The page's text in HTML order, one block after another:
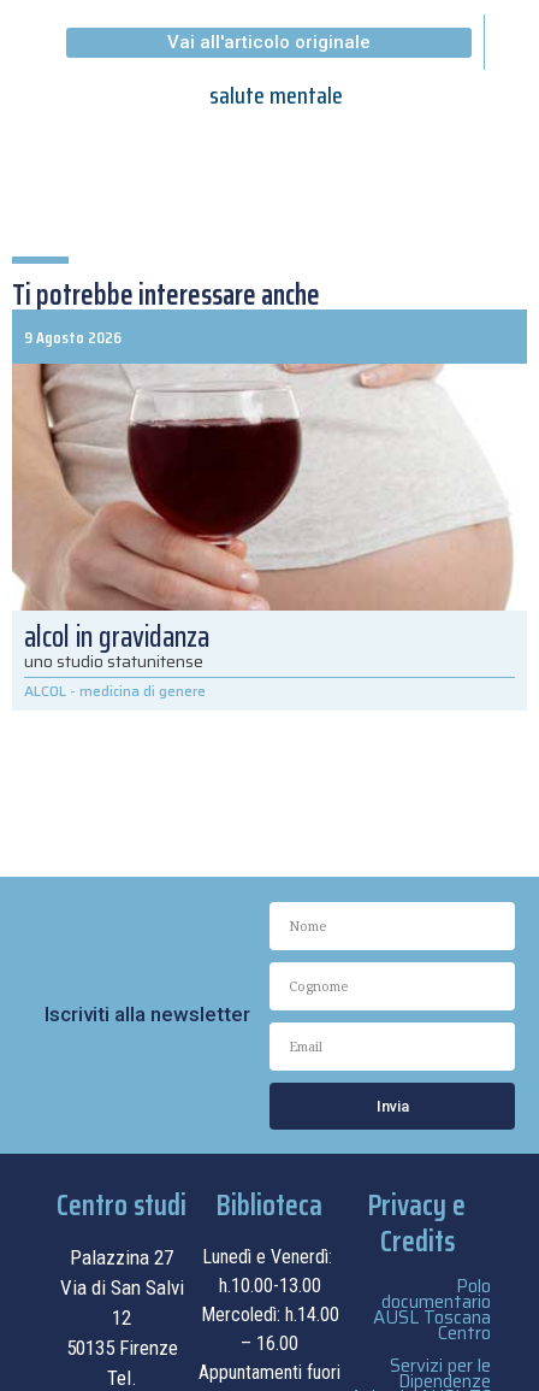
Vai all'articolo originale
salute mentale
Ti potrebbe interessare anche
9 Agosto 2026
alcol in gravidanza
uno studio statunitense
ALCOL - medicina di genere
Iscriviti alla newsletter
Invia
Centro studi
Palazzina 27
Via di San Salvi
12
50135 Firenze
Tel.
Biblioteca
Lunedì e Venerdì:
h.10.00-13.00
Mercoledì: h.14.00
– 16.00
Appuntamenti fuori
Privacy e
Credits
Polo
documentario
AUSL Toscana
Centro
Servizi per le
Dipendenze